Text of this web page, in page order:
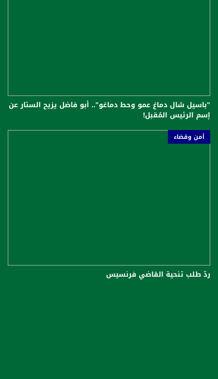
"باسيل شال دماغ عمو وحط دماغو".. أبو فاضل يزيح الستار عن
إسم الرئيس المُقبل!
أمن وقضاء
ردّ طلب تنحية القاضي فرنسيس